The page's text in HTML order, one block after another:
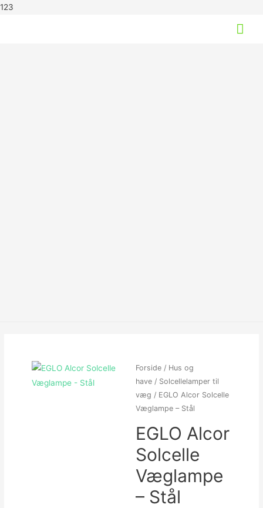
123
Forside/ Hus og
have/ Solcellelamper til
væg / EGLO Alcor Solcelle
Væglampe – Stål
EGLO Alcor
Solcelle
Væglampe
– Stål